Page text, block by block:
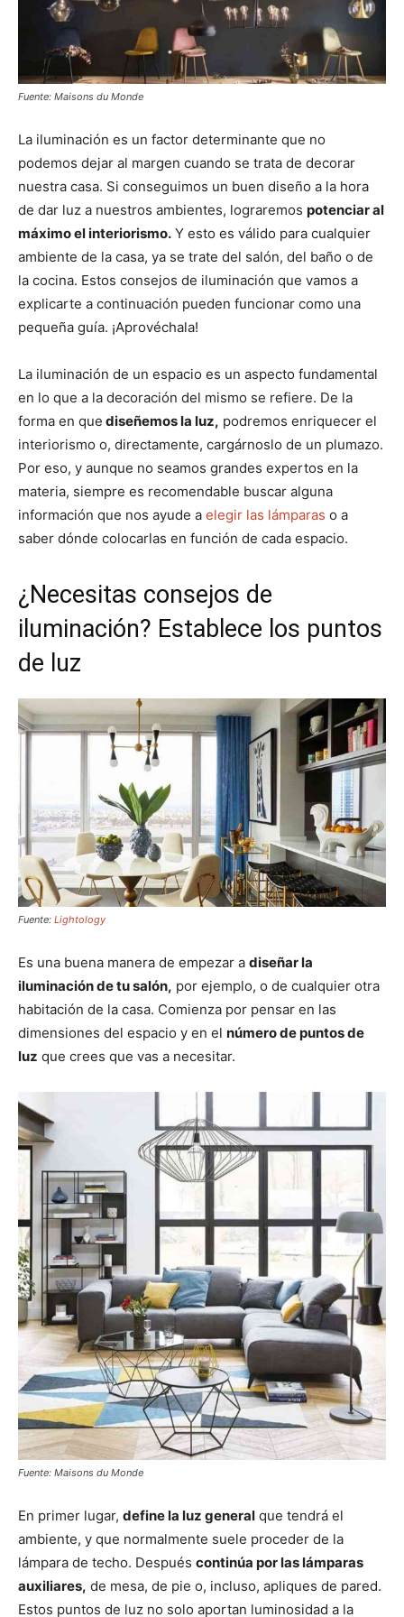
Fuente: Maisons du Monde
La iluminación es un factor determinante que no
podemos dejar al margen cuando se trata de decorar
nuestra casa. Si conseguimos un buen diseño a la hora
de dar luz a nuestros ambientes, lograremos potenciar al
máximo el interiorismo. Y esto es válido para cualquier
ambiente de la casa, ya se trate del salón, del baño o de
la cocina. Estos consejos de iluminación que vamos a
explicarte a continuación pueden funcionar como una
pequeña guía. ¡Aprovéchala!
La iluminación de un espacio es un aspecto fundamental
en lo que a la decoración del mismo se refiere. De la
forma en que diseñemos la luz, podremos enriquecer el
interiorismo o, directamente, cargárnoslo de un plumazo.
Por eso, y aunque no seamos grandes expertos en la
materia, siempre es recomendable buscar alguna
información que nos ayude a elegir las lámparas o a
saber dónde colocarlas en función de cada espacio.
¿Necesitas consejos de
iluminación? Establece los puntos
de luz
Fuente: Lightology
Es una buena manera de empezar a diseñar la
iluminación de tu salón, por ejemplo, o de cualquier otra
habitación de la casa. Comienza por pensar en las
dimensiones del espacio y en el número de puntos de
luz que crees que vas a necesitar.
Fuente: Maisons du Monde
En primer lugar, define la luz general que tendrá el
ambiente, y que normalmente suele proceder de la
lámpara de techo. Después continúa por las lámparas
auxiliares, de mesa, de pie o, incluso, apliques de pared.
Estos puntos de luz no solo aportan luminosidad a la